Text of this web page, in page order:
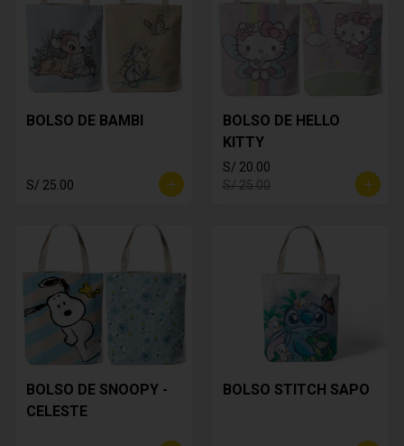
BOLSO DE BAMBI
S/ 25.00
BOLSO DE HELLO
KITTY
S/ 20.00
S/ 25.00
BOLSO DE SNOOPY -
CELESTE
BOLSO STITCH SAPO